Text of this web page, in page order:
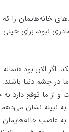
خانه‌هایمان را
نبود، برای خیلی
در چشم دنیا
ما توقع دارد به
نبیله نشان
غاصب